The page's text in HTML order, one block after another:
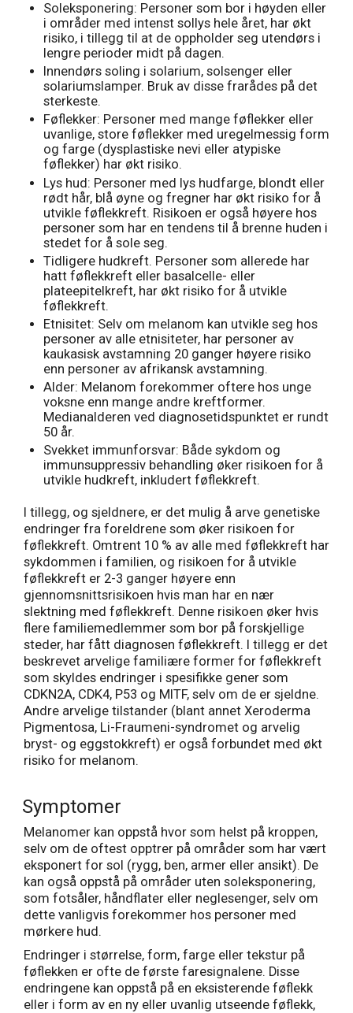
Soleksponering: Personer som bor i høyden eller
i områder med intenst sollys hele året, har økt
risiko, i tillegg til at de oppholder seg utendørs i
lengre perioder midt på dagen.
Innendørs soling i solarium, solsenger eller
solariumslamper. Bruk av disse frarådes på det
sterkeste.
Føflekker: Personer med mange føflekker eller
uvanlige, store føflekker med uregelmessig form
og farge (dysplastiske nevi eller atypiske
føflekker) har økt risiko.
Lys hud: Personer med lys hudfarge, blondt eller
rødt hår, blå øyne og fregner har økt risiko for å
utvikle føflekkreft. Risikoen er også høyere hos
personer som har en tendens til å brenne huden i
stedet for å sole seg.
Tidligere hudkreft. Personer som allerede har
hatt føflekkreft eller basalcelle- eller
plateepitelkreft, har økt risiko for å utvikle
føflekkreft.
Etnisitet: Selv om melanom kan utvikle seg hos
personer av alle etnisiteter, har personer av
kaukasisk avstamning 20 ganger høyere risiko
enn personer av afrikansk avstamning.
Alder: Melanom forekommer oftere hos unge
voksne enn mange andre kreftformer.
Medianalderen ved diagnosetidspunktet er rundt
50 år.
Svekket immunforsvar: Både sykdom og
immunsuppressiv behandling øker risikoen for å
utvikle hudkreft, inkludert føflekkreft.
I tillegg, og sjeldnere, er det mulig å arve genetiske
endringer fra foreldrene som øker risikoen for
føflekkreft. Omtrent 10 % av alle med føflekkreft har
sykdommen i familien, og risikoen for å utvikle
føflekkreft er 2-3 ganger høyere enn
gjennomsnittsrisikoen hvis man har en nær
slektning med føflekkreft. Denne risikoen øker hvis
flere familiemedlemmer som bor på forskjellige
steder, har fått diagnosen føflekkreft. I tillegg er det
beskrevet arvelige familiære former for føflekkreft
som skyldes endringer i spesifikke gener som
CDKN2A, CDK4, P53 og MITF, selv om de er sjeldne.
Andre arvelige tilstander (blant annet Xeroderma
Pigmentosa, Li-Fraumeni-syndromet og arvelig
bryst- og eggstokkreft) er også forbundet med økt
risiko for melanom.
Symptomer
Melanomer kan oppstå hvor som helst på kroppen,
selv om de oftest opptrer på områder som har vært
eksponert for sol (rygg, ben, armer eller ansikt). De
kan også oppstå på områder uten soleksponering,
som fotsåler, håndflater eller neglesenger, selv om
dette vanligvis forekommer hos personer med
mørkere hud.
Endringer i størrelse, form, farge eller tekstur på
føflekken er ofte de første faresignalene. Disse
endringene kan oppstå på en eksisterende føflekk
eller i form av en ny eller uvanlig utseende føflekk,